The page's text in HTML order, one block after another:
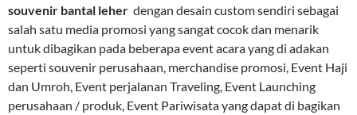
souvenir bantal leher dengan desain custom sendiri sebagai
salah satu media promosi yang sangat cocok dan menarik
untuk dibagikan pada beberapa event acara yang di adakan
seperti souvenir perusahaan, merchandise promosi, Event Haji
dan Umroh, Event perjalanan Traveling, Event Launching
perusahaan / produk, Event Pariwisata yang dapat di bagikan